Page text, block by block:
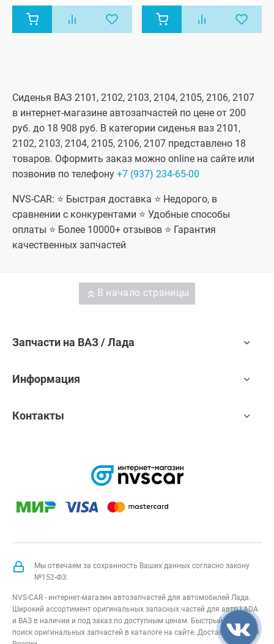
Сиденья ВАЗ 2101, 2102, 2103, 2104, 2105, 2106, 2107
в интернет-магазине автозапчастей по цене от 200
руб. до 18 908 руб. В категории сиденья ваз 2101,
2102, 2103, 2104, 2105, 2106, 2107 представлено 18
товаров. Оформить заказ можно online на сайте или
позвонив по телефону +7 (937) 234-65-00
NVS-CAR: ⭐ Быстрая доставка ⭐ Недорого, в
сравнении с конкурентами ⭐ Удобные способы
оплаты ⭐ Более 10000+ отзывов ⭐ Гарантия
качественных запчастей
В начало страницы
Запчасти на ВАЗ / Лада
Информация
Контакты
Мы отвечаем за сохранность Ваших данных согласно закону
№152-ФЗ:
NVS-CAR - интернет-магазин автозапчастей для автомобилей Лада.
Широкий ассортимент оригинальных запасных частей для авто LADA
и ВАЗ в наличии и под заказ по доступным ценам. Быстрый подбор и
поиск оригинальных запчастей в каталоге на сайте. Доставка по всей